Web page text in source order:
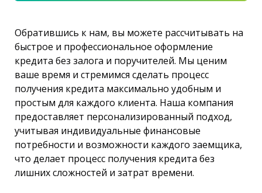
Обратившись к нам, вы можете рассчитывать на
быстрое и профессиональное оформление
кредита без залога и поручителей. Мы ценим
ваше время и стремимся сделать процесс
получения кредита максимально удобным и
простым для каждого клиента. Наша компания
предоставляет персонализированный подход,
учитывая индивидуальные финансовые
потребности и возможности каждого заемщика,
что делает процесс получения кредита без
лишних сложностей и затрат времени.